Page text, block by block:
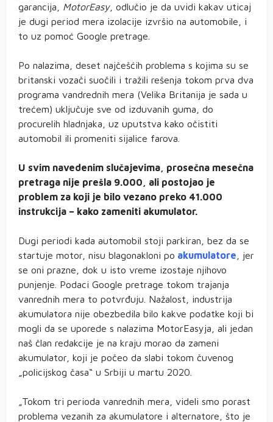
garancija,
MotorEasy, odlučio je da uvidi kakav uticaj
je dugi period mera izolacije izvršio na automobile, i
to uz pomoć Google pretrage.
Po nalazima, deset najčešćih problema s kojima su se
britanski vozači suočili i tražili rešenja tokom prva dva
programa vandrednih mera (Velika Britanija je sada u
trećem) uključuje sve od izduvanih guma, do
procurelih hladnjaka, uz uputstva kako očistiti
automobil ili promeniti sijalice farova.
U svim navedenim slučajevima, prosečna mesečna
pretraga nije prešla 9.000, ali postojao je
problem za koji je bilo vezano preko 41.000
instrukcija – kako zameniti akumulator.
Dugi periodi kada automobil stoji parkiran, bez da se
startuje motor, nisu blagonakloni po akumulatore , jer
se oni prazne, dok u isto vreme izostaje njihovo
punjenje. Podaci Google pretrage tokom trajanja
vanrednih mera to potvrđuju. Nažalost, industrija
akumulatora nije obezbedila bilo kakve podatke koji bi
mogli da se uporede s nalazima MotorEasyja, ali jedan
naš član redakcije je na kraju morao da zameni
akumulator, koji je počeo da slabi tokom čuvenog
„policijskog časa“ u Srbiji u martu 2020.
„Tokom tri perioda vanrednih mera, videli smo porast
problema vezanih za akumulatore i alternatore, što je